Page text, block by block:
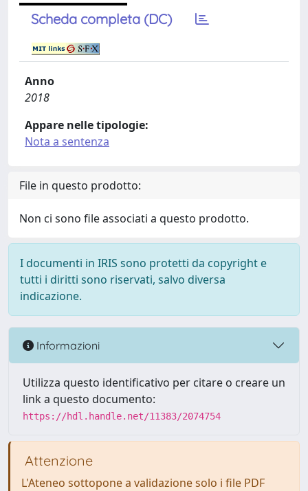
Scheda completa (DC)
Anno
2018
Appare nelle tipologie:
Nota a sentenza
File in questo prodotto:
Non ci sono file associati a questo prodotto.
I documenti in IRIS sono protetti da copyright e
tutti i diritti sono riservati, salvo diversa
indicazione.
Informazioni
Utilizza questo identificativo per citare o creare un
link a questo documento:
https://hdl.handle.net/11383/2074754
Attenzione
L'Ateneo sottopone a validazione solo i file PDF